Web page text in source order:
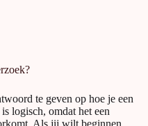
te geven op hoe je een
logisch, omdat het een
Als jij wilt beginnen